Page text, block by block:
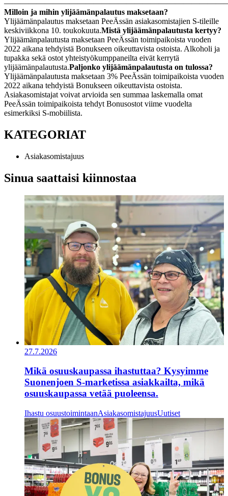
Milloin ja mihin ylijäämänpalautus maksetaan?
Ylijäämänpalautus maksetaan PeeÄssän asiakasomistajien S-tileille
keskiviikkona 10. toukokuuta.Mistä ylijäämänpalautusta kertyy?
Ylijäämänpalautusta maksetaan PeeÄssän toimipaikoista vuoden
2022 aikana tehdyistä Bonukseen oikeuttavista ostoista. Alkoholi ja
tupakka sekä ostot yhteistyökumppaneilta eivät kerrytä
ylijäämänpalautusta.Paljonko ylijäämänpalautusta on tulossa?
Ylijäämänpalautusta maksetaan 3% PeeÄssän toimipaikoista vuoden
2022 aikana tehdyistä Bonukseen oikeuttavista ostoista.
Asiakasomistajat voivat arvioida sen summaa laskemalla omat
PeeÄssän toimipaikoista tehdyt Bonusostot viime vuodelta
esimerkiksi S-mobiilista.
KATEGORIAT
Asiakasomistajuus
Sinua saattaisi kiinnostaa
27.7.2026
Mikä osuuskaupassa ihastuttaa? Kysyimme
Suonenjoen S-marketissa asiakkailta, mikä
osuuskaupassa vetää puoleensa.
Ihastu osuustoimintaanAsiakasomistajuusUutiset